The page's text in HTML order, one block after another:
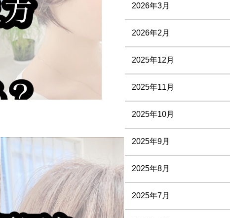
2026年3月
2026年2月
2025年12月
2025年11月
2025年10月
2025年9月
2025年8月
2025年7月